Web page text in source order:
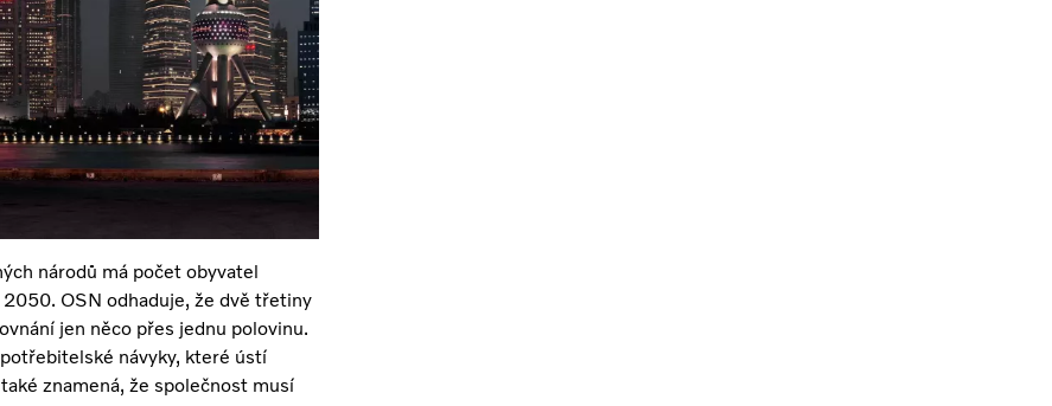
národů má počet obyvatel
OSN odhaduje, že dvě třetiny
jen něco přes jednu polovinu.
návyky, které ústí
znamená, že společnost musí